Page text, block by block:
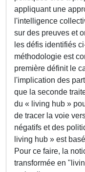
appliquant une
l'intelligence
sur des preuves et
les défis identifiés
méthodologie est
première définit le
l'implication des
que la seconde
du « living hub »
de tracer la voie
négatifs et des
living hub » est
Pour ce faire, la
transformée en